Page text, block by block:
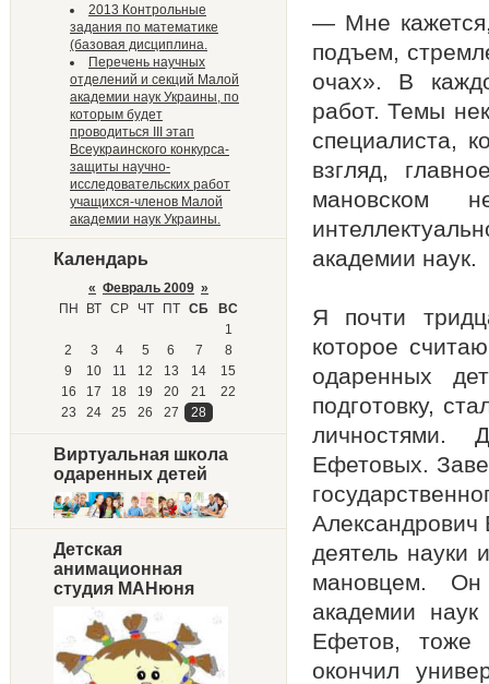
2013 Контрольные
задания по математике
(базовая дисциплина.
Перечень научных
отделений и секций Малой
академии наук Украины, по
которым будет
проводиться III этап
Всеукраинского конкурса-
защиты научно-
исследовательских работ
учащихся-членов Малой
академии наук Украины.
Календарь
« Февраль 2009 »
ПН
ВТ СР ЧТ ПТ СБ
ВС
1
2
3 4 5 6 7
8
9
10 11 12 13 14
15
16
17 18 19 20 21
22
23
24 25 26 27 28
Виртуальная школа
одаренных детей
Детская
анимационная
студия МАНюня
— Мне
подъем,
очах». В
работ. Темы
специалиста,
взгляд,
мановском
академии наук.
Я почти
которое
одаренных
подготовку,
личностями.
Ефетовых.
Александрович
деятель науки
мановцем. Он
академии
Ефетов, тоже
окончил